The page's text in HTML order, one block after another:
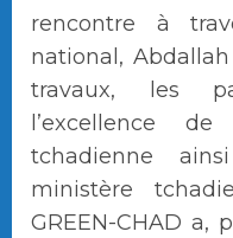
rencontre à
national,
travaux, les
l’excellence
tchadienne
ministère
GREEN-CHAD a,